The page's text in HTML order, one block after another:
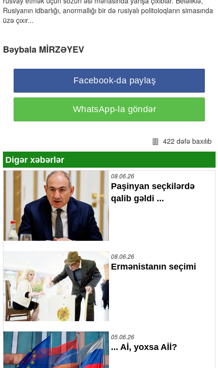
Rusiyanın idbarlığı, anormallığı bir də rusiyalı politoloqların simasında
üzə çıxır...
Bəybala MİRZƏYEV
Facebook-da paylaş
WhatsApp-la göndər
422 dəfə baxılıb
Digər xəbərlər
08.06.26
Paşinyan seçkilərdə
qalib gəldi ...
08.06.26
Ermənistanın seçimi
05.06.26
... Aİ, yoxsa Aİİ?